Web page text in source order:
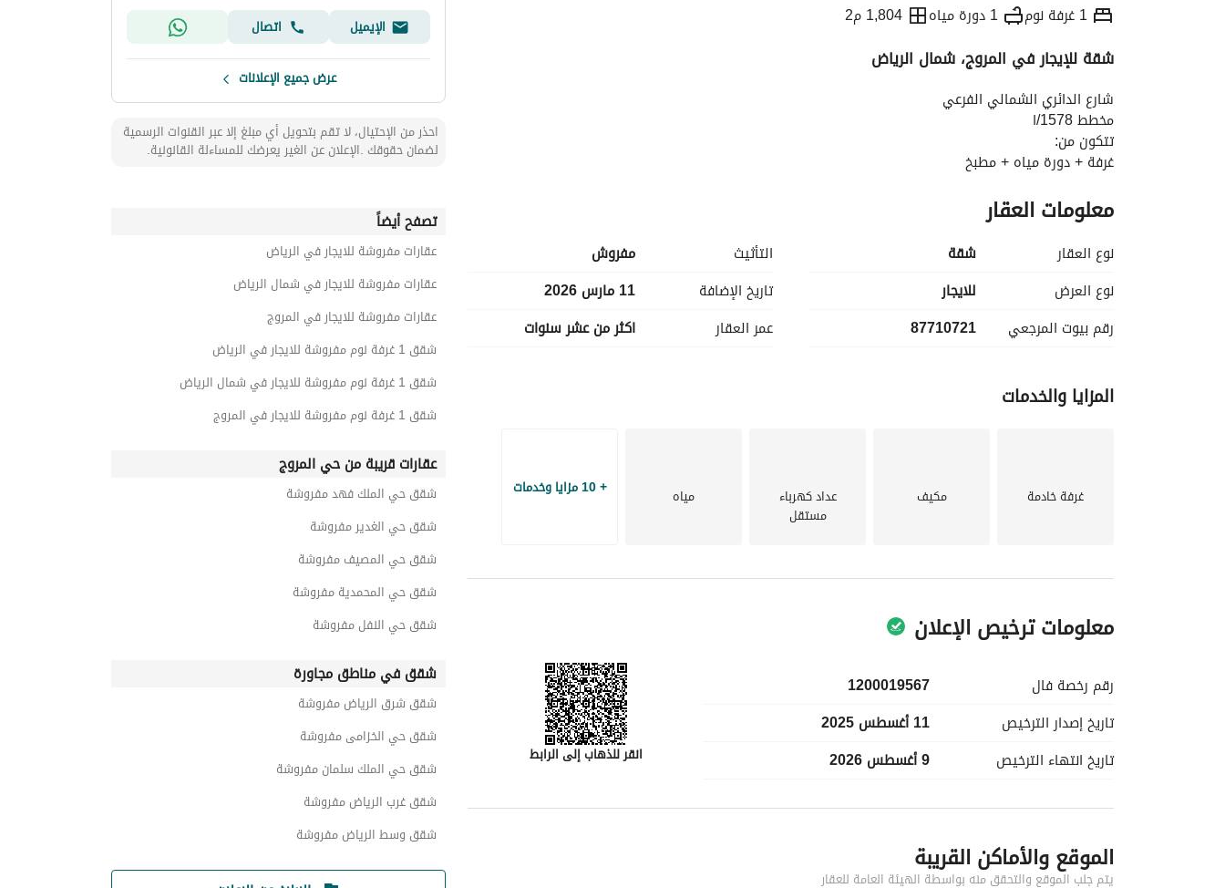
1 غرفة نوم 1 دورة مياه 1,804 م2
معلومات ترخيص الإعلان
شقة للإيجار في المروج، شمال الرياض
شارع الدائري الشمالي الفرعي
مخطط 1578/ا
تتكون من:
غرفة + دورة مياه + مطبخ
معلومات العقار
نوع العقار
شقة
نوع العرض
للايجار
رقم بيوت المرجعي
87710721
التأثيث
مفروش
تاريخ الإضافة
11 مارس 2026
عمر العقار
اكثر من عشر سنوات
المزايا والخدمات
غرفة خادمة مكيف عداد كهرباء
مستقل
مياه + 10 مزايا وخدمات
معلومات ترخيص الإعلان
رقم رخصة فال
1200019567
تاريخ إصدار الترخيص
11 أغسطس 2025
تاريخ انتهاء الترخيص 9 أغسطس 2026 انقر للذهاب إلى الرابط
معلومات مسؤول الإعلان
اسم المسؤول -
الموقع والأماكن القريبة
يتم جلب الموقع والتحقق منه بواسطة الهيئة العامة للعقار
الإيميل
اتصال
عرض جميع الإعلانات
احذر من الإحتيال، لا تقم بتحويل أي مبلغ إلا عبر القنوات الرسمية
لضمان حقوقك .الإعلان عن الغير يعرضك للمساءلة القانونية.
تصفح أيضاً
عقارات مفروشة للايجار في الرياض
عقارات مفروشة للايجار في شمال الرياض
عقارات مفروشة للايجار في المروج
شقق 1 غرفة نوم مفروشة للايجار في الرياض
شقق 1 غرفة نوم مفروشة للايجار في شمال الرياض
شقق 1 غرفة نوم مفروشة للايجار في المروج
عقارات قريبة من حي المروج
شقق حي الملك فهد مفروشة
شقق حي الغدير مفروشة
شقق حي المصيف مفروشة
شقق حي المحمدية مفروشة
شقق حي النفل مفروشة
شقق في مناطق مجاورة
شقق شرق الرياض مفروشة
شقق حي الخزامى مفروشة
شقق حي الملك سلمان مفروشة
شقق غرب الرياض مفروشة
شقق وسط الرياض مفروشة